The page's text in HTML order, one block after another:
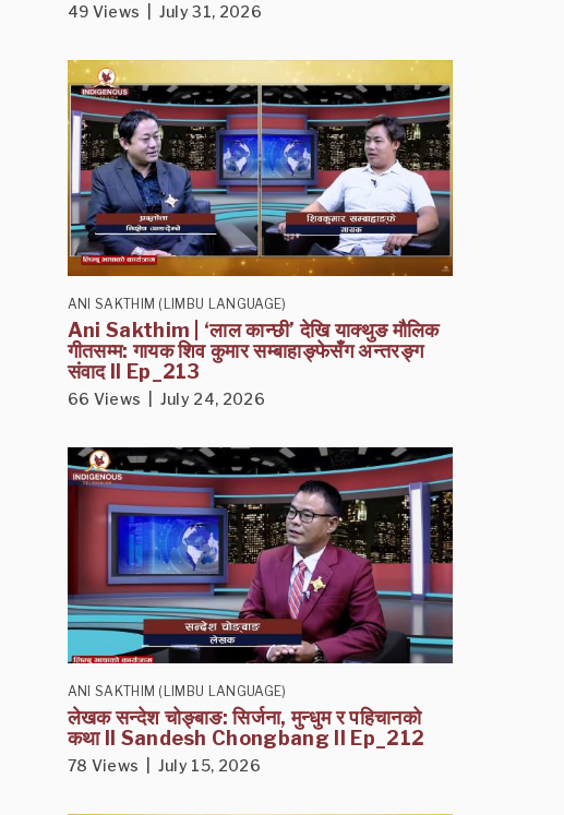
49 Views | July 31, 2026
ANI SAKTHIM (LIMBU LANGUAGE)
Ani Sakthim | ‘लाल कान्छी’ देखि याक्थुङ मौलिक
गीतसम्म: गायक शिव कुमार सम्बाहाङ्फेसँग अन्तरङ्ग
संवाद II Ep_213
66 Views | July 24, 2026
ANI SAKTHIM (LIMBU LANGUAGE)
लेखक सन्देश चोङ्बाङ: सिर्जना, मुन्धुम र पहिचानको
कथा II Sandesh Chongbang II Ep_212
78 Views | July 15, 2026